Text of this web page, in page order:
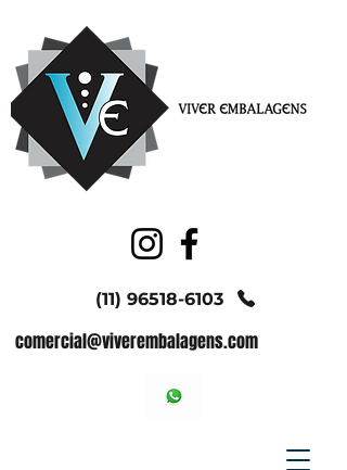
(11) 96518-6103
comercial@viverembalagens.com